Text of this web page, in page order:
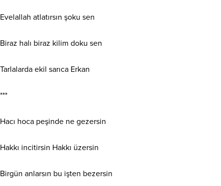
Evelallah atlatırsın şoku sen
Biraz halı biraz kilim doku sen
Tarlalarda ekil sarıca Erkan
***
Hacı hoca peşinde ne gezersin
Hakkı incitirsin Hakkı üzersin
Birgün anlarsın bu işten bezersin